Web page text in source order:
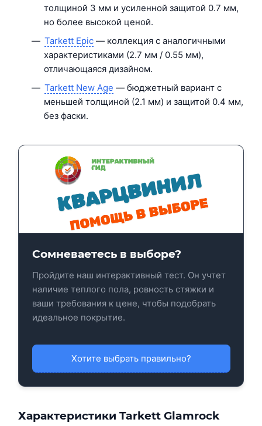
толщиной 3 мм и усиленной защитой 0.7 мм,
но более высокой ценой.
Tarkett Epic— коллекция с аналогичными
характеристиками (2.7 мм / 0.55 мм),
отличающаяся дизайном.
Tarkett New Age — бюджетный вариант с
меньшей толщиной (2.1 мм) и защитой 0.4 мм,
без фаски.
Сомневаетесь в выборе?
Пройдите наш интерактивный тест. Он учтет
наличие теплого пола, ровность стяжки и
ваши требования к цене, чтобы подобрать
идеальное покрытие.
Хотите выбрать правильно?
Характеристики Tarkett Glamrock